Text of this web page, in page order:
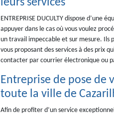
leurs services
ENTREPRISE DUCULTY dispose d’une
appuyer dans le cas où vous voulez
un travail impeccable et sur mesure. Ils
vous proposant des services à des prix
contacter par courrier électronique ou
Entreprise de pose de
toute la ville de
Afin de profiter d’un service